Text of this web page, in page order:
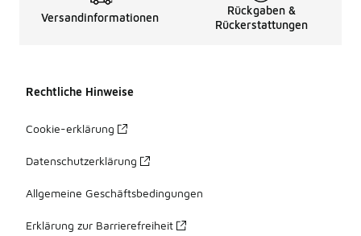
Versandinformationen
Rückgaben &
Rückerstattungen
Rechtliche Hinweise
Cookie-erklärung
Datenschutzerklärung
Allgemeine Geschäftsbedingungen
Erklärung zur Barrierefreiheit